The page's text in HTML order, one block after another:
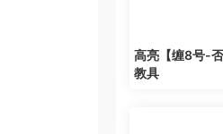
高亮【缠8号-
教具